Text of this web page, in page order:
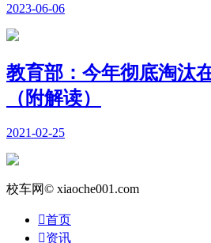
2023-06-06
教育部：今年彻底淘汰
（附解读）
2021-02-25
校车网© xiaoche001.com
首页
资讯